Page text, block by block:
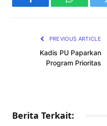
Facebook WhatsApp
PREVIOUS ARTICLE
Kadis PU Paparkan
Program Prioritas
Berita Terkait: